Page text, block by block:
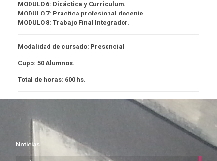
MODULO 6: Didáctica y Curriculum.
MODULO 7: Práctica profesional docente.
MODULO 8: Trabajo Final Integrador.
Modalidad de cursado: Presencial
Cupo: 50Alumnos.
Total de horas: 600 hs.
Noticias